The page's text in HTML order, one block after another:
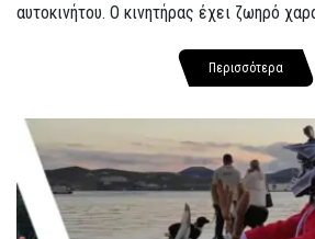
αυτοκινήτου. Ο κινητήρας έχει ζωηρό
Περισσότερα